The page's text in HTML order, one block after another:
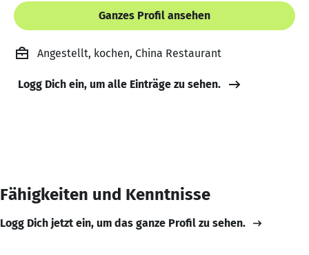
Ganzes Profil ansehen
Angestellt, kochen, China Restaurant
Logg Dich ein, um alle Einträge zu sehen.
Fähigkeiten und Kenntnisse
Logg Dich jetzt ein, um das ganze Profil zu sehen.